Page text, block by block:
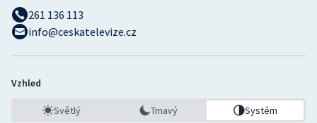
261 136 113
info@ceskatelevize.cz
Vzhled
Světlý Tmavý Systém